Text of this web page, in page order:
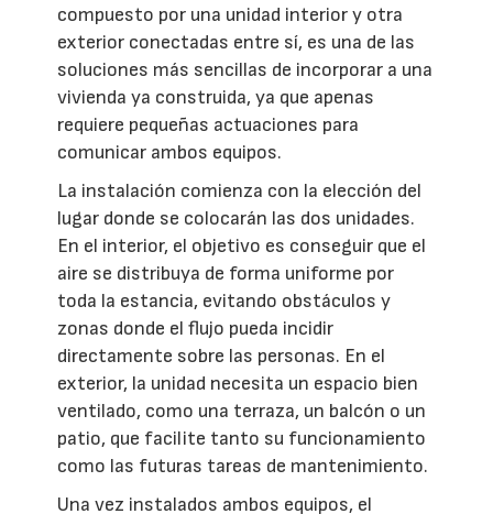
compuesto por una unidad interior y otra
exterior conectadas entre sí, es una de las
soluciones más sencillas de incorporar a una
vivienda ya construida, ya que apenas
requiere pequeñas actuaciones para
comunicar ambos equipos.
La instalación comienza con la elección del
lugar donde se colocarán las dos unidades.
En el interior, el objetivo es conseguir que el
aire se distribuya de forma uniforme por
toda la estancia, evitando obstáculos y
zonas donde el flujo pueda incidir
directamente sobre las personas. En el
exterior, la unidad necesita un espacio bien
ventilado, como una terraza, un balcón o un
patio, que facilite tanto su funcionamiento
como las futuras tareas de mantenimiento.
Una vez instalados ambos equipos, el